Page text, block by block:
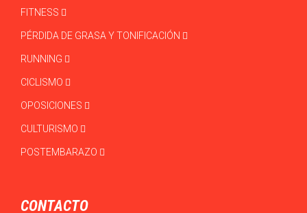
FITNESS
PÉRDIDA DE GRASA Y TONIFICACIÓN
RUNNING
CICLISMO
OPOSICIONES
CULTURISMO
POSTEMBARAZO
CONTACTO